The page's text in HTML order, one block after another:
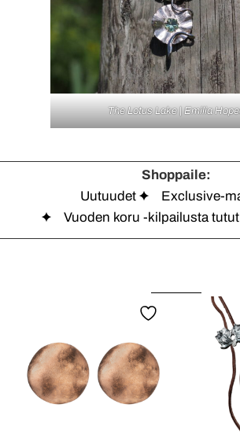
The Lotus Lake | Emilia
Shoppaile:
Uutuudet
Exclusive-
Vuoden koru -kilpailusta tutut